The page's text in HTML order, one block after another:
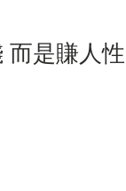
而是賺人性